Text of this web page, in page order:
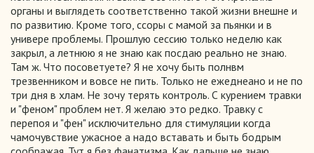
органы и выглядеть соответственно такой жизни внешне и
по развитию. Кроме того, ссоры с мамой за пьянки и в
универе проблемы. Прошлую сессию только неделю как
закрыл, а летнюю я не знаю как посдаю реально не знаю.
Там ж. Что посоветуете? Я не хочу быть полнвм
трезвенником и вовсе не пить. Только не ежеднеано и не по
три дня в хлам. Не зочу терять контроль. С курением травки
и "феном" проблем нет. Я желаю это редко. Травку с
перепоя и "фен" исключительно для стимуляции когда
чамочувствие ужасное а надо вставать и быть бодрым